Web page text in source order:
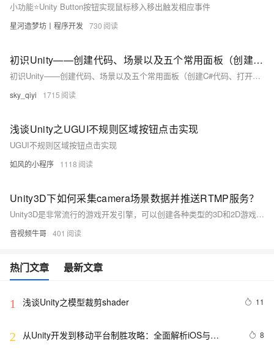
小功能⭐️Unity Button按钮实现鼠标移入移出触发相应事件
星河造梦坊丨程序开发 730
初识Unity——创建代码、场景以及五个常用面板（创建C#代码、打开代码文件、场景的创建、Project、Hierarchy、Inspector、Scene、Game ）
初识Unity——创建代码、场景以及五个常用面板（创建C#代码、打开代码文件、场景的创建、Project、Hierarchy、Inspector、Scene、Game ）
sky_qiyi 1715
浅谈Unity之UGUI不规则区域按钮点击实现
UGUI不规则区域按钮点击实现
如风的小程序 1118
Unity3D下如何采集camera场景数据并推送RTMP服务？
Unity3D是非常流行的游戏开发引擎，可以创建各种类型的3D和2D游戏或其他互动应用程序。常见使用场景如下：
音视频牛哥 401
热门文章 最新文章
1 浅谈Unity之模型裁剪shader 11
2
从Unity开发到移动平台制胜攻略：全面解析iOS与
8